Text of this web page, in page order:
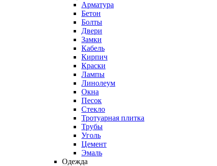
Арматура
Бетон
Болты
Двери
Замки
Кабель
Кирпич
Краски
Лампы
Линолеум
Окна
Песок
Стекло
Тротуарная плитка
Трубы
Уголь
Цемент
Эмаль
Одежда